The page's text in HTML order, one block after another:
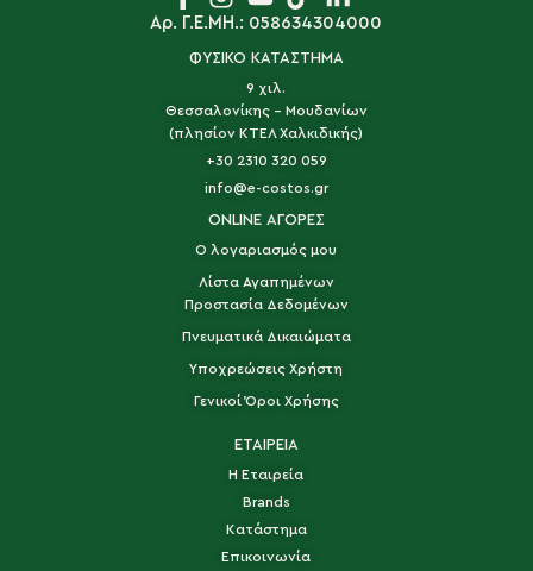
Αρ. Γ.Ε.ΜΗ.: 058634304000
ΦΥΣΙΚΟ ΚΑΤΑΣΤΗΜΑ
9 χιλ.
Θεσσαλονίκης - Μουδανίων
(πλησίον ΚΤΕΛ Χαλκιδικής)
+30 2310 320 059
info@e-costos.gr
ONLINE ΑΓΟΡΕΣ
Ο λογαριασμός μου
Λίστα Αγαπημένων
Προστασία Δεδομένων
Πνευματικά Δικαιώματα
Υποχρεώσεις Χρήστη
Γενικοί Όροι Χρήσης
ΕΤΑΙΡΕΙΑ
Η Εταιρεία
Brands
Κατάστημα
Επικοινωνία